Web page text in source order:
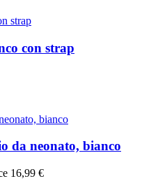
con strap
da neonato, bianco
16,99 €